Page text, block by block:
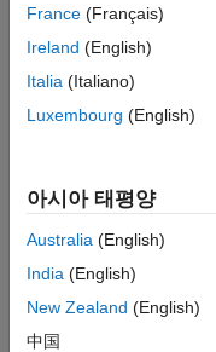
Faulted Switch 서
France (Français)
Ireland (English)
Italia (Italiano)
Luxembourg (English)
아시아 태평양
Australia (English)
India (English)
New Zealand (English)
中国